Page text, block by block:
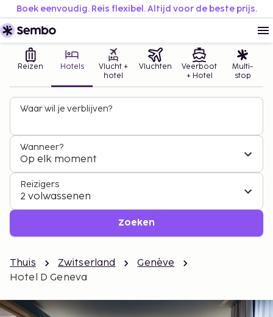
Boek eenvoudig. Reis flexibel. Altijd voor de beste prijs.
Reizen Hotels
Vlucht +
hotel
Vluchten
Veerboot
+ Hotel
Multi-
stop
Waar wil je verblijven?
Wanneer?
Op elk moment
Reizigers
2 volwassenen
Zoeken
Thuis Zwitserland
Genève
Hotel D Geneva